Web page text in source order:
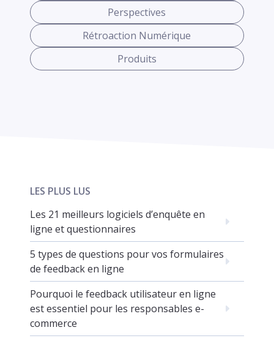
Perspectives
Rétroaction Numérique
Produits
LES PLUS LUS
Les 21 meilleurs logiciels d’enquête en
ligne et questionnaires
5 types de questions pour vos formulaires
de feedback en ligne
Pourquoi le feedback utilisateur en ligne
est essentiel pour les responsables e-
commerce